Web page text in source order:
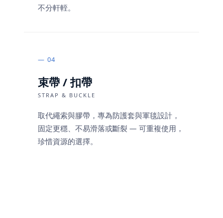
不分軒輊。
04
束帶 / 扣帶
STRAP & BUCKLE
取代繩索與膠帶，專為防護套與軍毯設計，
固定更穩、不易滑落或斷裂 — 可重複使用，
珍惜資源的選擇。